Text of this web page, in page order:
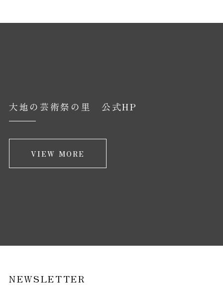
大地の芸術祭の里 公式HP
VIEW MORE
NEWSLETTER